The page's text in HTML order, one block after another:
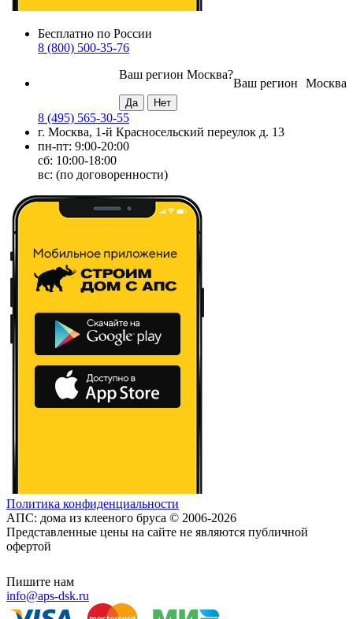
Бесплатно по России
8 (800) 500-35-76
Москва
Ваш регион
Ваш регион Москва?
8 (495) 565-30-55
г. Москва, 1-й Красносельский переулок д. 13
пн-пт: 9:00-20:00
сб: 10:00-18:00
вс: (по договоренности)
Политика конфиденциальности
АПС: дома из клееного бруса © 2006-2026
Представленные цены на сайте не являются публичной
офертой
Пишите нам
info@aps-dsk.ru